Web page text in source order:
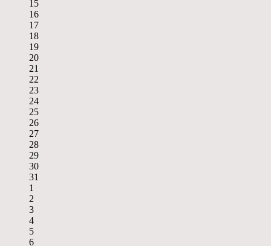
15
16
17
18
19
20
21
22
23
24
25
26
27
28
29
30
31
1
2
3
4
5
6